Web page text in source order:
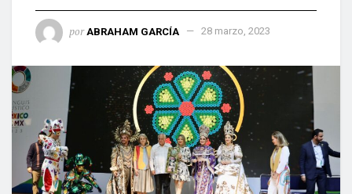
por ABRAHAM GARCÍA 28 marzo, 2023